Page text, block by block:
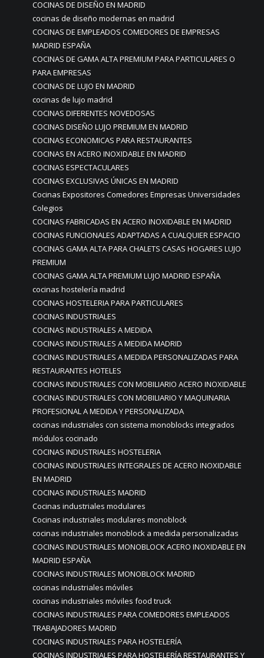
COCINAS DE DISEÑO EN MADRID
cocinas de diseño modernas en madrid
COCINAS DE EMPLEADOS COMEDORES DE EMPRESAS
MADRID ESPAÑA
COCINAS DE GAMA ALTA PREMIUM PARA PARTICULARES O
PARA EMPRESAS
COCINAS DE LUJO EN MADRID
cocinas de lujo madrid
COCINAS DIFERENTES NOVEDOSAS
COCINAS DISEÑO LUJO PREMIUM EN MADRID
COCINAS ECONOMICAS PARA RESTAURANTES
COCINAS EN ACERO INOXIDABLE EN MADRID
COCINAS ESPECTACULARES
COCINAS EXCLUSIVAS ÚNICAS EN MADRID
Cocinas Expositores Comedores Empresas Universidades
Colegios
COCINAS FABRICADAS EN ACERO INOXIDABLE EN MADRID
COCINAS FUNCIONALES ADAPTADAS A CUALQUIER ESPACIO
COCINAS GAMA ALTA PARA CHALETS CASAS HOGARES LUJO
PREMIUM
COCINAS GAMA ALTA PREMIUM LUJO MADRID ESPAÑA
cocinas hostelería madrid
COCINAS HOSTELERIA PARA PARTICULARES
COCINAS INDUSTRIALES
COCINAS INDUSTRIALES A MEDIDA
COCINAS INDUSTRIALES A MEDIDA MADRID
COCINAS INDUSTRIALES A MEDIDA PERSONALIZADAS PARA
RESTAURANTES HOTELES
COCINAS INDUSTRIALES CON MOBILIARIO ACERO INOXIDABLE
COCINAS INDUSTRIALES CON MOBILIARIO Y MAQUINARIA
PROFESIONAL A MEDIDA Y PERSONALIZADA
cocinas industriales con sistema monoblocks integrados
módulos cocinado
COCINAS INDUSTRIALES HOSTELERIA
COCINAS INDUSTRIALES INTEGRALES DE ACERO INOXIDABLE
EN MADRID
COCINAS INDUSTRIALES MADRID
Cocinas industriales modulares
Cocinas industriales modulares monoblock
cocinas industriales monoblock a medida personalizadas
COCINAS INDUSTRIALES MONOBLOCK ACERO INOXIDABLE EN
MADRID ESPAÑA
COCINAS INDUSTRIALES MONOBLOCK MADRID
cocinas industriales móviles
cocinas industriales móviles food truck
COCINAS INDUSTRIALES PARA COMEDORES EMPLEADOS
TRABAJADORES MADRID
COCINAS INDUSTRIALES PARA HOSTELERÍA
COCINAS INDUSTRIALES PARA HOSTELERÍA RESTAURANTES Y